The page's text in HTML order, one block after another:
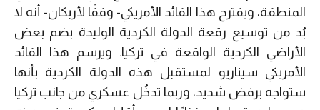
المنطقة، ويقترح هذا القائد الأمريكي- وفقًا لأربكان- أنه لا
بُد من توسيع رقعة الدولة الكردية الوليدة بضم بعض
الأراضي الكردية الواقعة في تركيا. ويرسم هذا القائد
الأمريكي سيناريو لمستقبل هذه الدولة الكردية بأنها
ستواجه برفض شديد، وربما تدخُل عسكري من جانب تركيا